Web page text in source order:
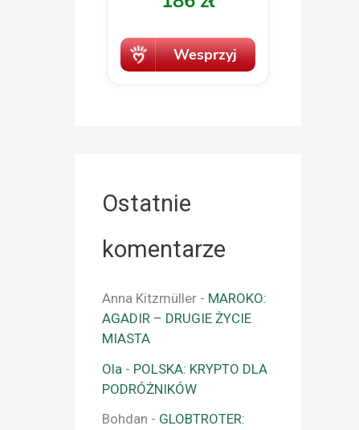
Ostatnie
komentarze
Anna Kitzmüller - MAROKO:
AGADIR – DRUGIE ŻYCIE
MIASTA
Ola - POLSKA: KRYPTO DLA
PODRÓŻNIKÓW
Bohdan - GLOBTROTER: